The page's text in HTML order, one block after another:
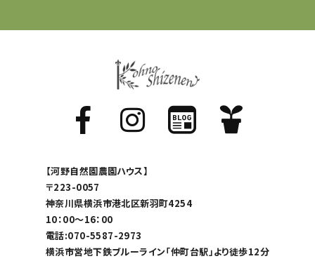
【河野自然園農園ハウス】
〒223-0057
神奈川県横浜市港北区新羽町4254
10：00～16：00
電話:070-5587-2973
横浜市営地下鉄ブルーライン「仲町台駅」より徒歩12分